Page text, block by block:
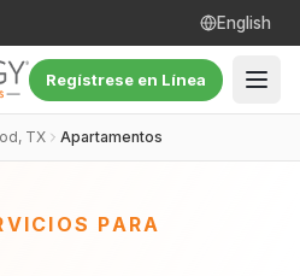
English
Regístrese en Línea
TX Apartamentos
PARA